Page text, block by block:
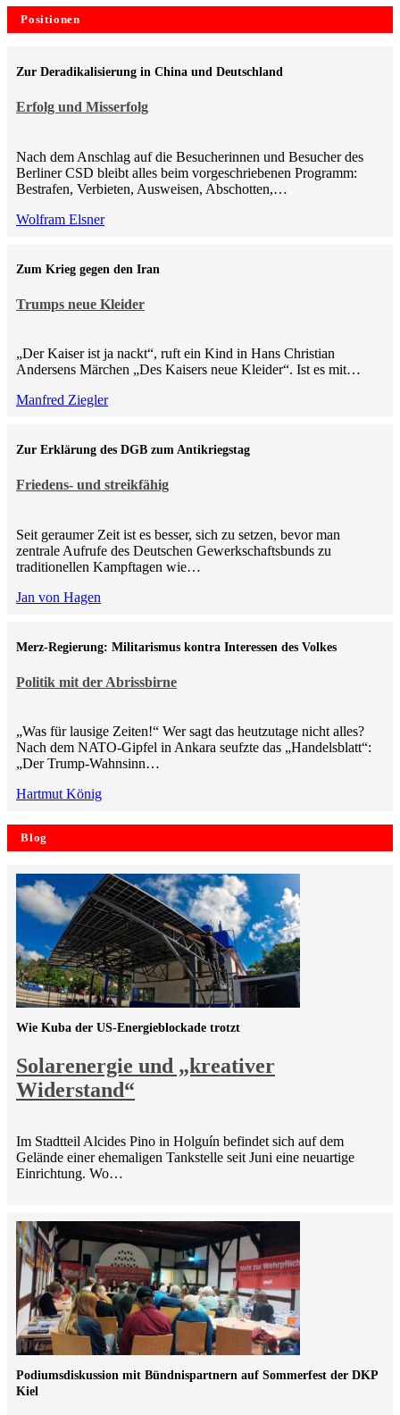
Positionen
Erfolg und Misserfolg
Zur Deradikalisierung in China und Deutschland
Nach dem Anschlag auf die Besucherinnen und Besucher des
Berliner CSD bleibt alles beim vorgeschriebenen Programm:
Bestrafen, Verbieten, Ausweisen, Abschotten,…
Wolfram Elsner
Trumps neue Kleider
Zum Krieg gegen den Iran
„Der Kaiser ist ja nackt“, ruft ein Kind in Hans Christian
Andersens Märchen „Des Kaisers neue Kleider“. Ist es mit…
Manfred Ziegler
Friedens- und streikfähig
Zur Erklärung des DGB zum Antikriegstag
Seit geraumer Zeit ist es besser, sich zu setzen, bevor man
zentrale Aufrufe des Deutschen Gewerkschaftsbunds zu
traditionellen Kampftagen wie…
Jan von Hagen
Politik mit der Abrissbirne
Merz-Regierung: Militarismus kontra Inte­ressen des Volkes
„Was für lausige Zeiten!“ Wer sagt das heutzutage nicht alles?
Nach dem NATO-Gipfel in Ankara seufzte das „Handelsblatt“:
„Der Trump-Wahnsinn…
Hartmut König
Blog
Solarenergie und „kreativer
Widerstand“
Wie Kuba der US-Energieblockade trotzt
Im Stadtteil Alcides Pino in Holguín befindet sich auf dem
Gelände einer ehemaligen Tankstelle seit Juni eine neuartige
Einrichtung. Wo…
Podiumsdiskussion mit Bündnispartnern auf Sommerfest der DKP
Kiel